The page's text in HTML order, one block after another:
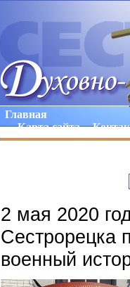
Главная
Карта сайта
2 мая 2020
Сестрорецка
военный